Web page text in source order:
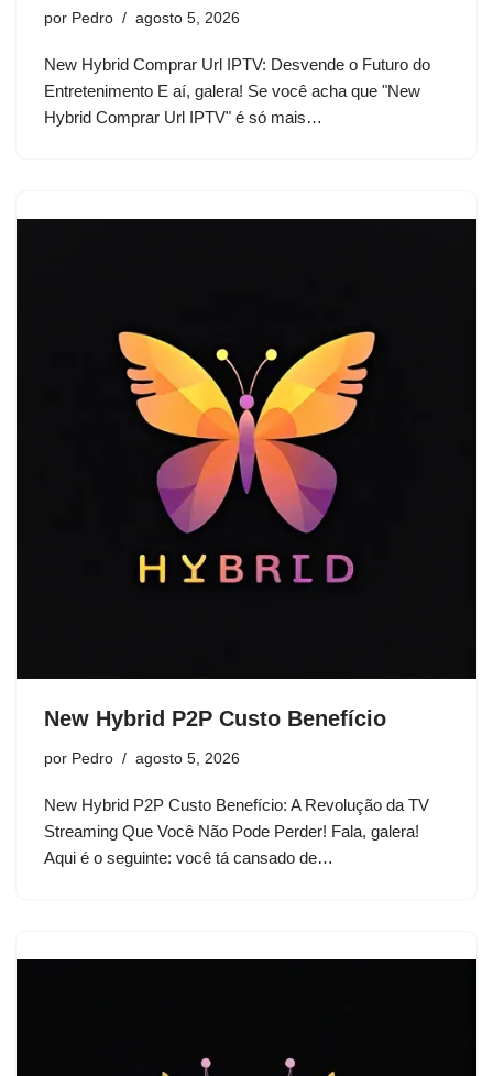
por Pedro agosto 5, 2026
New Hybrid Comprar Url IPTV: Desvende o Futuro do
Entretenimento E aí, galera! Se você acha que "New
Hybrid Comprar Url IPTV" é só mais…
New Hybrid P2P Custo Benefício
por Pedro agosto 5, 2026
New Hybrid P2P Custo Benefício: A Revolução da TV
Streaming Que Você Não Pode Perder! Fala, galera!
Aqui é o seguinte: você tá cansado de…